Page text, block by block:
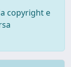
copyright e